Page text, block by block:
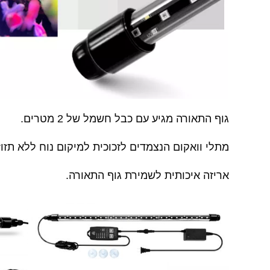
גוף התאורה מגיע עם כבל חשמל של 2 מטרים.
מתלי וואקום הנצמדים לזכוכית למיקום נוח ללא
אריזה איכותית לשמירת גוף התאורה.